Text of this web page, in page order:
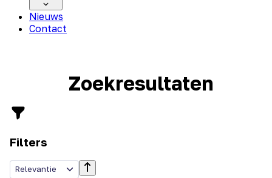
Nieuws
Contact
Zoekresultaten
Filters
Relevantie